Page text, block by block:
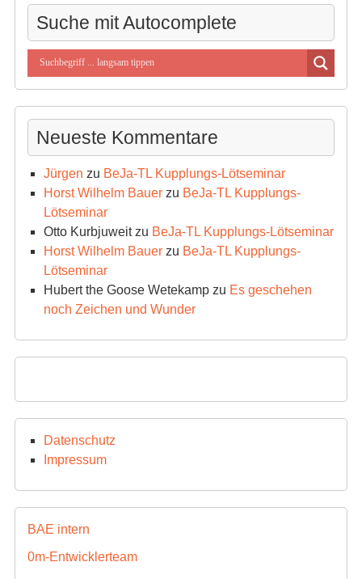
Suche mit Autocomplete
Neueste Kommentare
Jürgen zu BeJa-TL Kupplungs-Lötseminar
Horst Wilhelm Bauerzu BeJa-TL Kupplungs-
Lötseminar
Otto Kurbjuweitzu BeJa-TL Kupplungs-Lötseminar
Horst Wilhelm Bauerzu BeJa-TL Kupplungs-
Lötseminar
Hubert the Goose Wetekampzu Es geschehen
noch Zeichen und Wunder
Datenschutz
Impressum
BAE intern
0m-Entwicklerteam